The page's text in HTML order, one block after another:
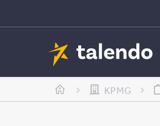
KPMG